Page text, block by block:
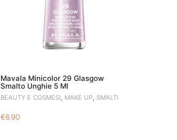
Mavala Minicolor 29 Glasgow
Smalto Unghie 5 Ml
BEAUTY E COSMESI, MAKE UP, SMALTI
€6.90